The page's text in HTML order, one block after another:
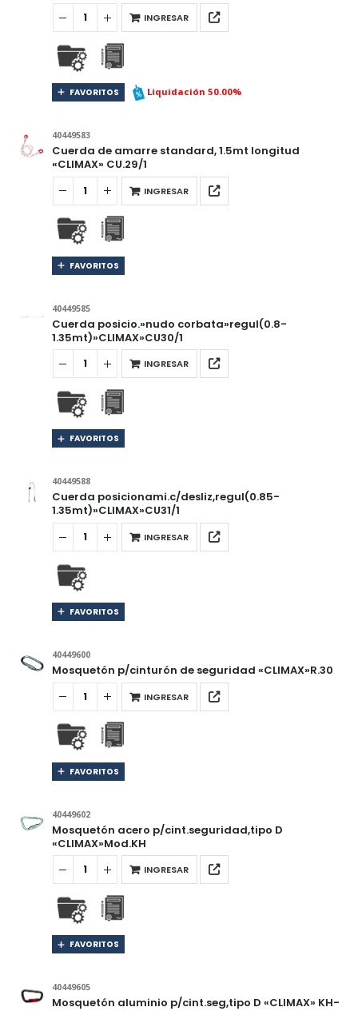
INGRESAR
FAVORITOS Liquidación 50.00%
40449583
Cuerda de amarre standard, 1.5mt longitud
«CLIMAX» CU.29/1
INGRESAR
FAVORITOS
40449585
Cuerda posicio.»nudo corbata»regul(0.8-
1.35mt)»CLIMAX»CU30/1
INGRESAR
FAVORITOS
40449588
Cuerda posicionami.c/desliz,regul(0.85-
1.35mt)»CLIMAX»CU31/1
INGRESAR
FAVORITOS
40449600
Mosquetón p/cinturón de seguridad «CLIMAX»R.30
INGRESAR
FAVORITOS
40449602
Mosquetón acero p/cint.seguridad,tipo D
«CLIMAX»Mod.KH
INGRESAR
FAVORITOS
40449605
Mosquetón aluminio p/cint.seg,tipo D «CLIMAX» KH-